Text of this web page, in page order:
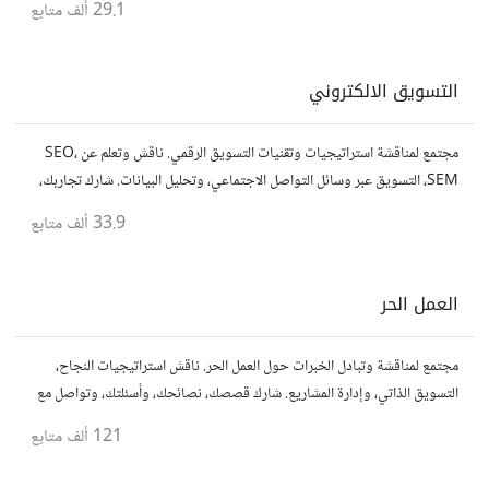
29.1 ألف متابع
التسويق الالكتروني
مجتمع لمناقشة استراتيجيات وتقنيات التسويق الرقمي. ناقش وتعلم عن SEO،
SEM، التسويق عبر وسائل التواصل الاجتماعي، وتحليل البيانات. شارك تجاربك،
33.9 ألف متابع
العمل الحر
مجتمع لمناقشة وتبادل الخبرات حول العمل الحر. ناقش استراتيجيات النجاح،
التسويق الذاتي، وإدارة المشاريع. شارك قصصك، نصائحك، وأسئلتك، وتواصل مع
121 ألف متابع